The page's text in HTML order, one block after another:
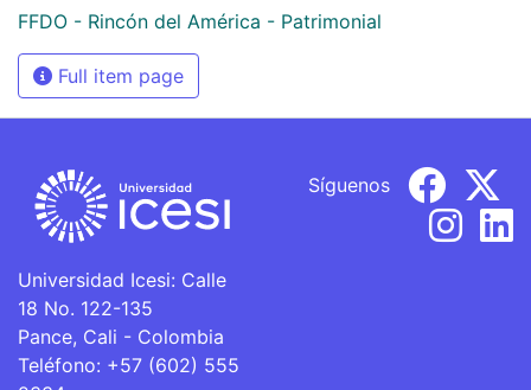
FFDO - Rincón del América - Patrimonial
Full item page
Universidad Icesi: Calle
18 No. 122-135
Pance, Cali - Colombia
Teléfono: +57 (602) 555
Síguenos